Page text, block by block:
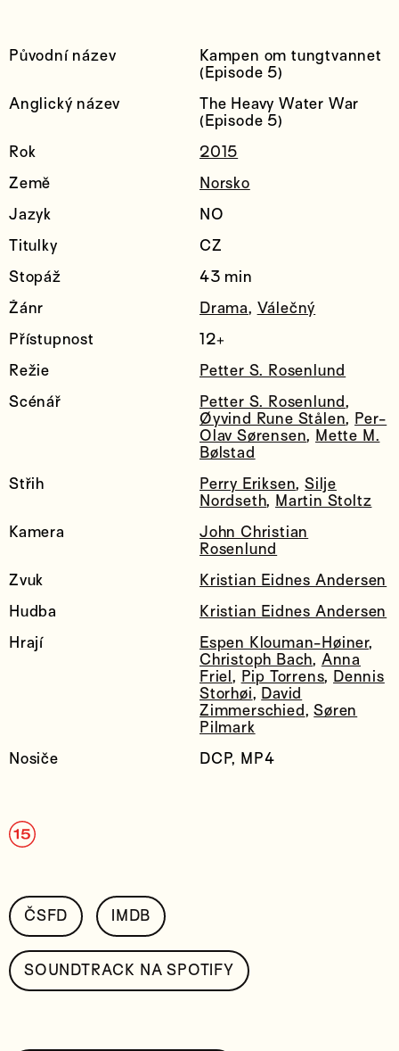
Původní název
Kampen om tungtvannet
(Episode 5)
Anglický název
The Heavy Water War
(Episode 5)
Rok
2015
Země
Norsko
Jazyk
NO
Titulky
CZ
Stopáž
43 min
Žánr
Drama, Válečný
Přístupnost
12+
Režie
Petter S. Rosenlund
Scénář
Petter S. Rosenlund,
Øyvind Rune Stålen, Per-
Olav Sørensen, Mette M.
Bølstad
Střih
Perry Eriksen,Silje
Nordseth, Martin Stoltz
Kamera
John Christian
Rosenlund
Zvuk
Kristian Eidnes Andersen
Hudba
Kristian Eidnes Andersen
Hrají
Espen Klouman-Høiner,
Christoph Bach, Anna
Friel , Pip Torrens, Dennis
Storhøi, David
Zimmerschied,Søren
Pilmark
Nosiče
DCP, MP4
ČSFD IMDB
SOUNDTRACK NA SPOTIFY